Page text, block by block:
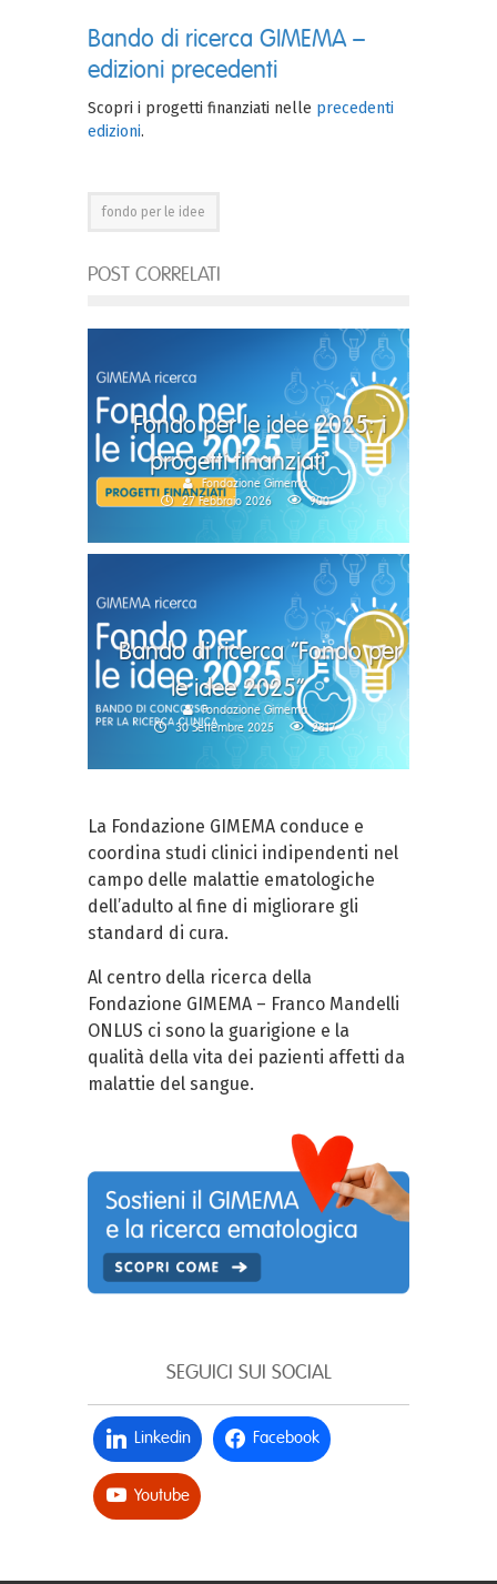
Bando di ricerca GIMEMA –
edizioni precedenti
Scopri i progetti finanziati nelle precedenti
edizioni.
fondo per le idee
POST CORRELATI
Fondo per le idee 2025: i
progetti finanziati
Fondazione Gimema
27 Febbraio 2026
900
Bando di ricerca “Fondo per
le idee 2025”
Fondazione Gimema
30 Settembre 2025
2817
La Fondazione GIMEMA conduce e
coordina studi clinici indipendenti nel
campo delle malattie ematologiche
dell’adulto al fine di migliorare gli
standard di cura.
Al centro della ricerca della
Fondazione GIMEMA – Franco Mandelli
ONLUS ci sono la guarigione e la
qualità della vita dei pazienti affetti da
malattie del sangue.
SEGUICI SUI SOCIAL
Linkedin Facebook
Youtube